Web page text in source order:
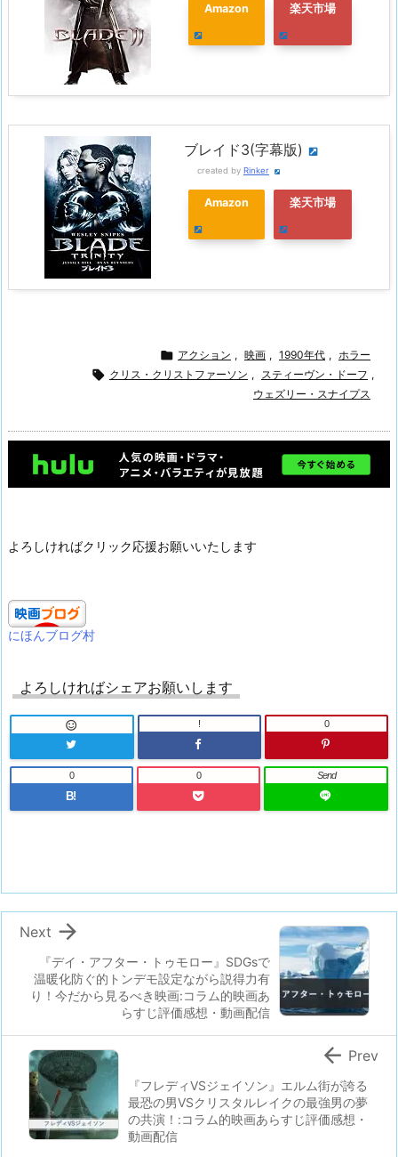
Amazon 楽天市場
ブレイド3(字幕版)
created by Rinker
Amazon 楽天市場
 アクション , 映画 , 1990年代 , ホラー
 クリス・クリストファーソン , スティーヴン・ドーフ ,
ウェズリー・スナイプス
よろしければクリック応援お願いいたします
にほんブログ村
よろしければシェアお願いします
 ! 0
B!
0 0 Send
『デイ・アフター・トゥモロー』SDGsで
温暖化防ぐ的トンデモ設定ながら説得力有
り！今だから見るべき映画:コラム的映画あ
らすじ評価感想・動画配信

Next
『フレディVSジェイソン』エルム街が誇る
最恐の男VSクリスタルレイクの最強男の夢
の共演！:コラム的映画あらすじ評価感想・
動画配信
 Prev